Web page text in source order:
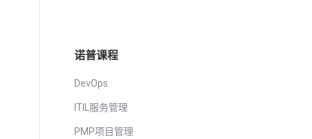
诺普课程
DevOps
ITIL服务管理
PMP项目管理